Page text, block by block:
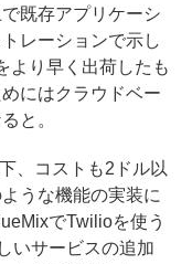
既存アプリケーシ
レーションで示し
より早く出荷したも
にはクラウドベー
と。
、コストも2ドル以
うな機能の実装に
でTwilioを使う
いサービスの追加